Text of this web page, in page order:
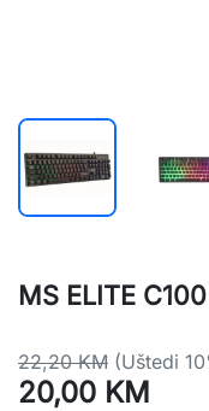
MS ELITE
22,20 KM (Uštedi
20,00 KM